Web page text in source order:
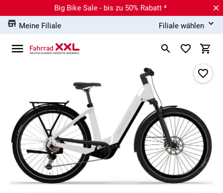
Big Bike Sale - bis zu 50% Rabatt ⁴
Meine Filiale
Filiale wählen